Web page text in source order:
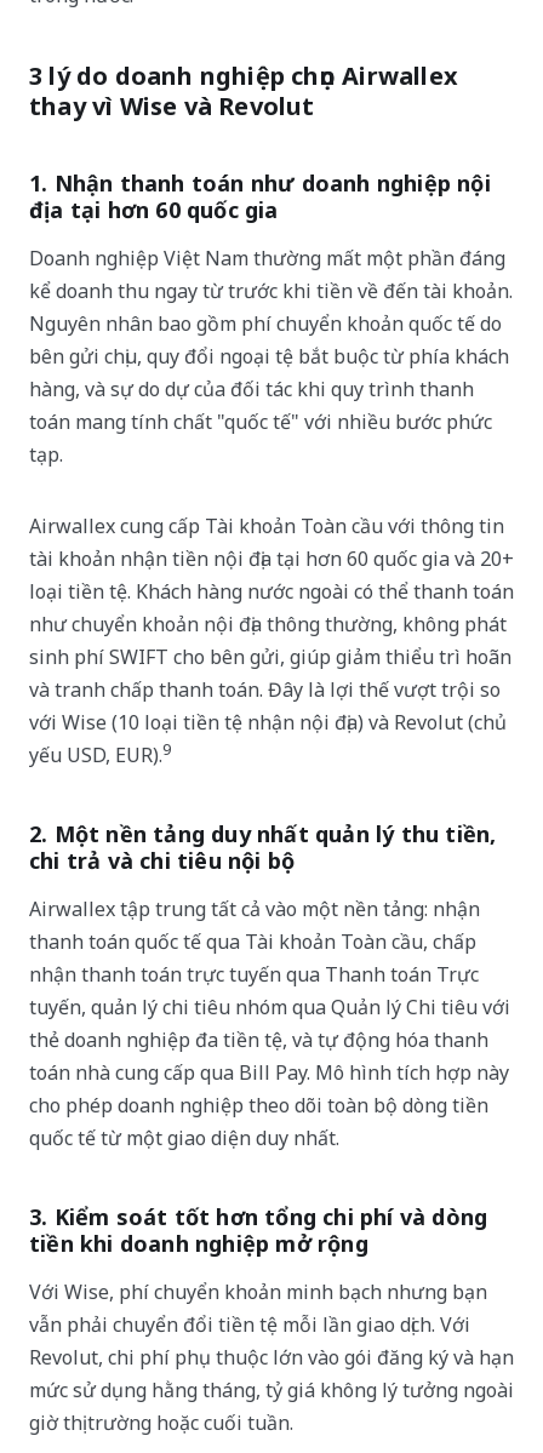
3 lý do doanh nghiệp chọn Airwallex
thay vì Wise và Revolut
1. Nhận thanh toán như doanh nghiệp nội
địa tại hơn 60 quốc gia
Doanh nghiệp Việt Nam thường mất một phần đáng
kể doanh thu ngay từ trước khi tiền về đến tài khoản.
Nguyên nhân bao gồm phí chuyển khoản quốc tế do
bên gửi chịu, quy đổi ngoại tệ bắt buộc từ phía khách
hàng, và sự do dự của đối tác khi quy trình thanh
toán mang tính chất "quốc tế" với nhiều bước phức
tạp.
Airwallex cung cấp Tài khoản Toàn cầu với thông tin
tài khoản nhận tiền nội địa tại hơn 60 quốc gia và 20+
loại tiền tệ. Khách hàng nước ngoài có thể thanh toán
như chuyển khoản nội địa thông thường, không phát
sinh phí SWIFT cho bên gửi, giúp giảm thiểu trì hoãn
và tranh chấp thanh toán. Đây là lợi thế vượt trội so
với Wise (10 loại tiền tệ nhận nội địa) và Revolut (chủ
yếu USD, EUR).9
2. Một nền tảng duy nhất quản lý thu tiền,
chi trả và chi tiêu nội bộ
Airwallex tập trung tất cả vào một nền tảng: nhận
thanh toán quốc tế qua Tài khoản Toàn cầu, chấp
nhận thanh toán trực tuyến qua Thanh toán Trực
tuyến, quản lý chi tiêu nhóm qua Quản lý Chi tiêu với
thẻ doanh nghiệp đa tiền tệ, và tự động hóa thanh
toán nhà cung cấp qua Bill Pay. Mô hình tích hợp này
cho phép doanh nghiệp theo dõi toàn bộ dòng tiền
quốc tế từ một giao diện duy nhất.
3. Kiểm soát tốt hơn tổng chi phí và dòng
tiền khi doanh nghiệp mở rộng
Với Wise, phí chuyển khoản minh bạch nhưng bạn
vẫn phải chuyển đổi tiền tệ mỗi lần giao dịch. Với
Revolut, chi phí phụ thuộc lớn vào gói đăng ký và hạn
mức sử dụng hằng tháng, tỷ giá không lý tưởng ngoài
giờ thị trường hoặc cuối tuần.